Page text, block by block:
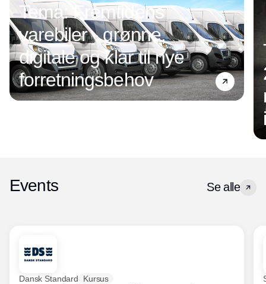
Tema: Fremtidens
varebiler - grønne,
digitale og klar til nye
forretningsbehov
Events Se alle
Dansk Standard Kursus